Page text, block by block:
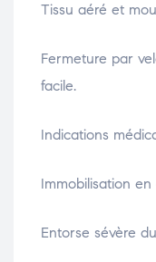
Tissu aéré et
Fermeture par
facile.
Indications
Immobilisation
Entorse sévère